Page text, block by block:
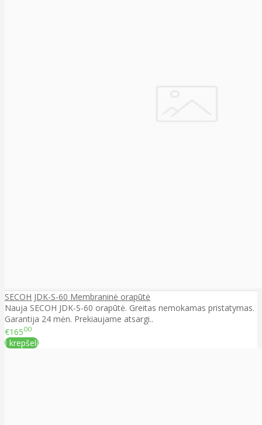
SECOH JDK-S-60 Membraninė orapūtė
Nauja SECOH JDK-S-60 orapūtė. Greitas nemokamas pristatymas.
Garantija 24 mėn. Prekiaujame atsargi..
€16500
Į krepšelį